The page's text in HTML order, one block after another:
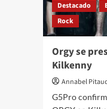
Destacado
Rock
Orgy se
Kilkenny
Annabel
G5Pro